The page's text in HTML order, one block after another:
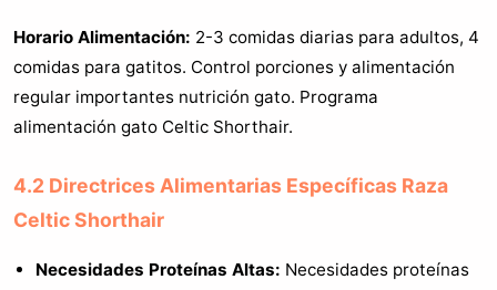
Horario Alimentación: 2-3 comidas diarias para adultos, 4
comidas para gatitos. Control porciones y alimentación
regular importantes nutrición gato. Programa
alimentación gato Celtic Shorthair.
4.2 Directrices Alimentarias Específicas Raza
Celtic Shorthair
Necesidades Proteínas Altas: Necesidades proteínas